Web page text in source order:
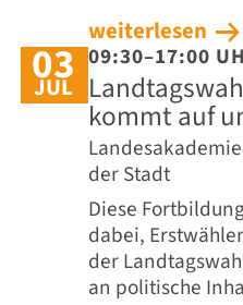
weiterlesen
03
JUL
09:30–17:00
kommt auf
der Stadt
Diese
dabei,
der
an politische